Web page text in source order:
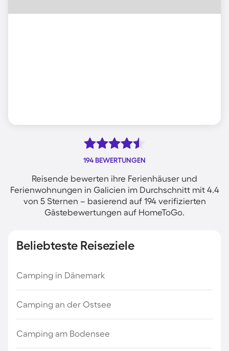
194 BEWERTUNGEN
Reisende bewerten ihre Ferienhäuser und
Ferienwohnungen in Galicien im Durchschnitt mit 4.4
von 5 Sternen – basierend auf 194 verifizierten
Gästebewertungen auf HomeToGo.
Beliebteste Reiseziele
Camping in Dänemark
Camping an der Ostsee
Camping am Bodensee